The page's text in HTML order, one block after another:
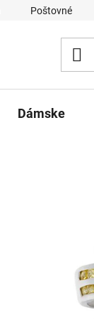
Poštovné
Dámske